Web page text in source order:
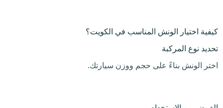
كيفية اختيار الونش المناسب في الكويت؟
تحديد نوع المركبة
اختر الونش بناءً على حجم ووزن سيارتك.